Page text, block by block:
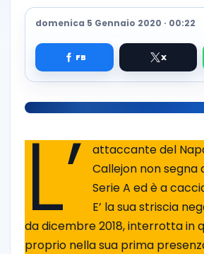
domenica 5 Gennaio 2020 · 00:22
L’ attaccante del
Callejon non segna
Serie A ed è a
E’ la sua striscia
da dicembre 2018, interrotta in
proprio nella sua prima